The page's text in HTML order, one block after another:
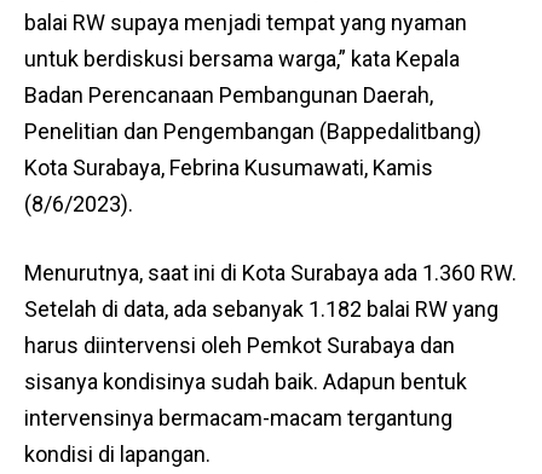
balai RW supaya menjadi tempat yang nyaman
untuk berdiskusi bersama warga,” kata Kepala
Badan Perencanaan Pembangunan Daerah,
Penelitian dan Pengembangan (Bappedalitbang)
Kota Surabaya, Febrina Kusumawati, Kamis
(8/6/2023).
Menurutnya, saat ini di Kota Surabaya ada 1.360 RW.
Setelah di data, ada sebanyak 1.182 balai RW yang
harus diintervensi oleh Pemkot Surabaya dan
sisanya kondisinya sudah baik. Adapun bentuk
intervensinya bermacam-macam tergantung
kondisi di lapangan.